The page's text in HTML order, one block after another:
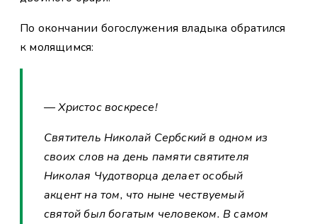
По окончании богослужения владыка обратился
к молящимся:
— Христос воскресе!
Святитель Николай Сербский в одном из
своих слов на день памяти святителя
Николая Чудотворца делает особый
акцент на том, что ныне чествуемый
святой был богатым человеком. В самом